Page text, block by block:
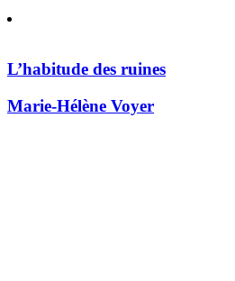
L’habitude des ruines
Marie-Hélène Voyer